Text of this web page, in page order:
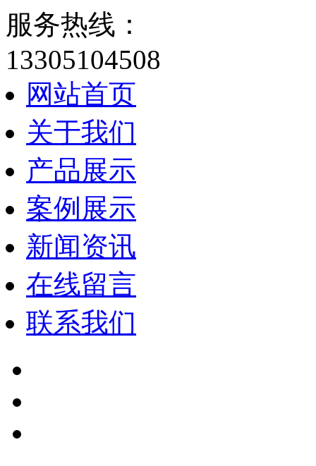
服务热线：
13305104508
网站首页
关于我们
产品展示
案例展示
新闻资讯
在线留言
联系我们